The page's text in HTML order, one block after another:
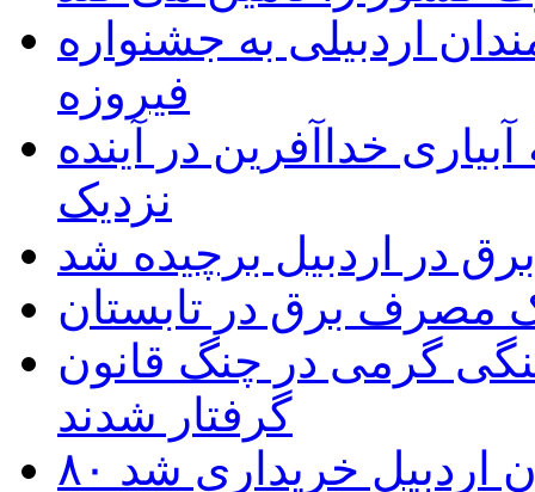
به۵۰ اثر هنرمندان اردبیلی به جشنواره
فیروزه
خداآفرین در آینده
نزدیک
مصرف برق در تابستان
گرمی در چنگ قانون
گرفتار شدند
اردبیل خریداری شد